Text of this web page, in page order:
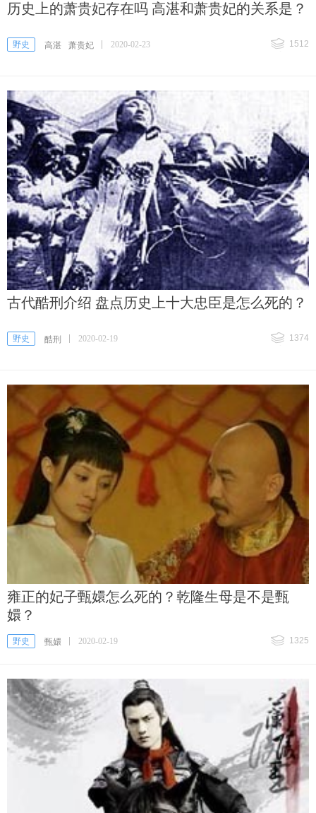
历史上的萧贵妃存在吗 高湛和萧贵妃的关系是？
野史 高湛 萧贵妃 2020-02-23 1512
古代酷刑介绍 盘点历史上十大忠臣是怎么死的？
野史 酷刑 2020-02-19 1374
雍正的妃子甄嬛怎么死的？乾隆生母是不是甄
嬛？
野史 甄嬛 2020-02-19 1325